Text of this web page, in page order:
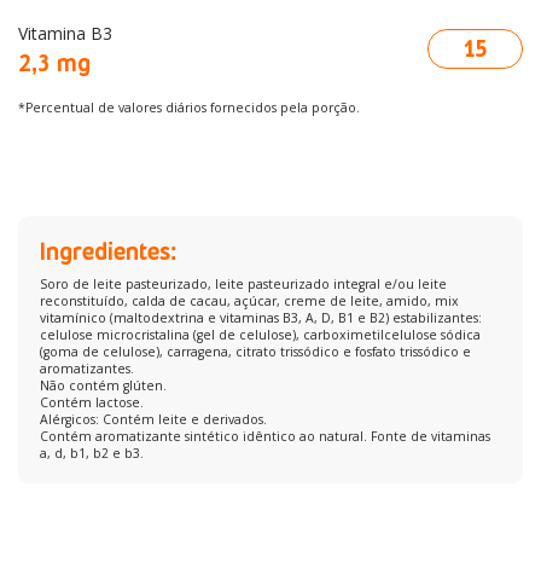
Vitamina B3
2,3 mg 15
*Percentual de valores diários fornecidos pela porção.
Ingredientes:
Soro de leite pasteurizado, leite pasteurizado integral e/ou leite
reconstituído, calda de cacau, açúcar, creme de leite, amido, mix
vitamínico (maltodextrina e vitaminas B3, A, D, B1 e B2) estabilizantes:
celulose microcristalina (gel de celulose), carboximetilcelulose sódica
(goma de celulose), carragena, citrato trissódico e fosfato trissódico e
aromatizantes.
Não contém glúten.
Contém lactose.
Alérgicos: Contém leite e derivados.
Contém aromatizante sintético idêntico ao natural. Fonte de vitaminas
a, d, b1, b2 e b3.